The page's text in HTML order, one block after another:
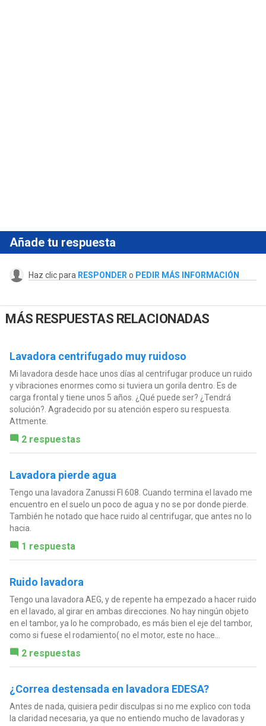
Añade tu respuesta
Haz clic para RESPONDER o PEDIR MÁS INFORMACIÓN
MÁS RESPUESTAS RELACIONADAS
Lavadora centrifugado muy ruidoso
Mi lavadora desde hace unos días al centrifugar produce un ruido
y vibraciones enormes como si tuviera un gorila dentro. Es de
carga frontal y tiene unos 5 años. ¿Qué puede ser? ¿Tendrá
solución?. Agradecido por su atención espero su respuesta.
Attmente.
2 respuestas
Lavadora pierde agua
Tengo una lavadora Zanussi Fl 608. Cuando termina el lavado me
encuentro en el suelo un poco de agua y no se por donde pierde.
También he notado que hace ruido al centrifugar, que antes no lo
hacia.
1 respuesta
Ruido lavadora
Tengo una lavadora AEG, y de repente ha empezado a hacer ruido
en el lavado, al girar en ambas direcciones. No hay ningún objeto
en el tambor, ya lo he comprobado, es más bien el eje del tambor,
como si fuese el rodamiento( no el motor, este no hace...
2 respuestas
¿Correa destensada en lavadora EDESA?
Antes de nada, quisiera pedir disculpas si no me explico con toda
la claridad necesaria, ya que no entiendo mucho de lavadoras y